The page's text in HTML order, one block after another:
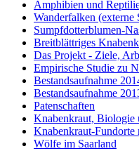
Amphibien und
Wanderfalken (externe
Sumpfdotterblumen-
Breitblättriges
Das Projekt - Ziele,
Empirische Studie zu
Bestandsaufnahme
Bestandsaufnahme
Patenschaften
Knabenkraut, Biologie
Knabenkraut-Fundorte
Wölfe im Saarland